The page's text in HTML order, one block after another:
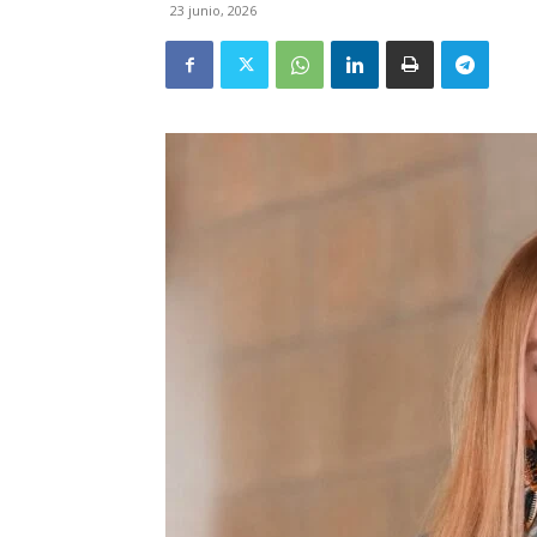
23 junio, 2026